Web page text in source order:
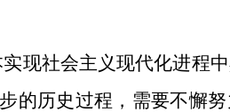
实现社会主义现代化进
的历史过程，需要不懈